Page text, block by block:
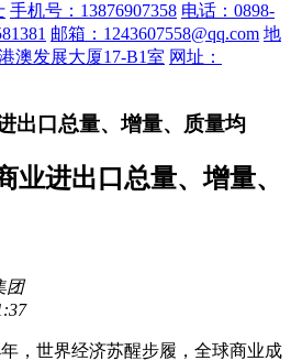
手机号：13876907358 电话：0898-
邮箱：1243607558@qq.com 地
澳发展大厦17-B1室 网址：
出口总量、增量、质量均
业进出口总量、增量、
团
世界经济苏醒步履，全球商业成